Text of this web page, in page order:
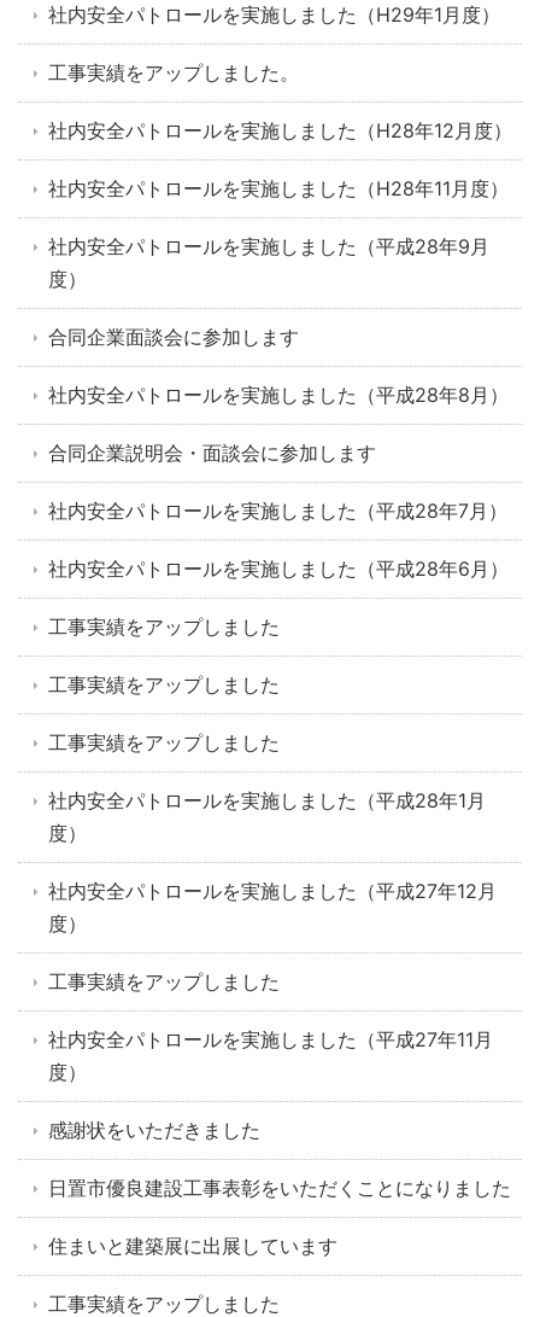
社内安全パトロールを実施しました（H29年1月度）
工事実績をアップしました。
社内安全パトロールを実施しました（H28年12月度）
社内安全パトロールを実施しました（H28年11月度）
社内安全パトロールを実施しました（平成28年9月
度）
合同企業面談会に参加します
社内安全パトロールを実施しました（平成28年8月）
合同企業説明会・面談会に参加します
社内安全パトロールを実施しました（平成28年7月）
社内安全パトロールを実施しました（平成28年6月）
工事実績をアップしました
工事実績をアップしました
工事実績をアップしました
社内安全パトロールを実施しました（平成28年1月
度）
社内安全パトロールを実施しました（平成27年12月
度）
工事実績をアップしました
社内安全パトロールを実施しました（平成27年11月
度）
感謝状をいただきました
日置市優良建設工事表彰をいただくことになりました
住まいと建築展に出展しています
工事実績をアップしました